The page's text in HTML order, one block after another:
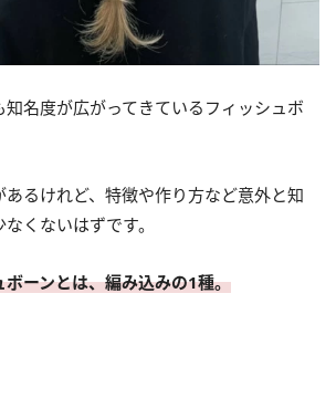
名度が広がってきているフィッシュボ
るけれど、特徴や作り方など意外と知
くないはずです。
ボーンとは、編み込みの1種。